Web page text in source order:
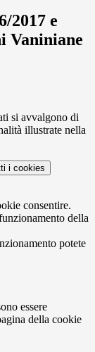
2017 e
Vaniniane
si avvalgono di
illustrate nella
i cookies
consentire.
della
potete
essere
della cookie